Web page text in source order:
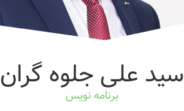
سید علی جلوه گران
برنامه نویس